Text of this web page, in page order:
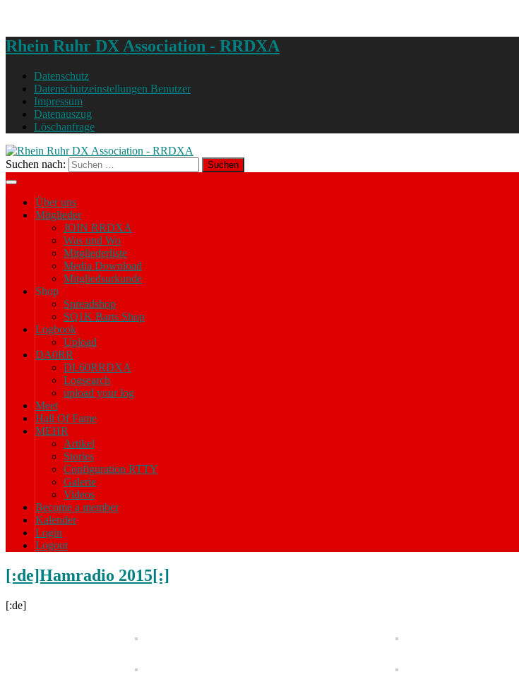
Rhein Ruhr DX Association - RRDXA
Datenschutz
Datenschutzeinstellungen Benutzer
Impressum
Datenauszug
Löschanfrage
Suchen nach:
Über uns
Mitglieder
JOIN RRDXA
Was und Wo
Mitgliederliste
Media Download
Mitgliedsurkunde
Shop
Spreadshop
SQ1K Barts Shop
Logbook
Upload
DA0RR
DL60RRDXA
Logsearch
upload your log
Meet
Hall Of Fame
MEHR
Artikel
Stories
Configuration RTTY
Galerie
Videos
Become a member
Kalender
Login
Logout
[:de]Hamradio 2015[:]
[:de]